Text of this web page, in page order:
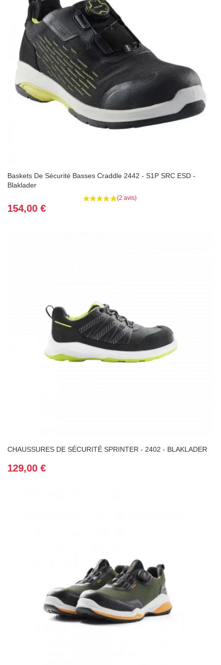
Baskets De Sécurité Basses Craddle 2442 - S1P SRC ESD -
Blaklader
Prix
154,00 €
CHAUSSURES DE SÉCURITÉ SPRINTER - 2402 - BLAKLADER
Prix
129,00 €